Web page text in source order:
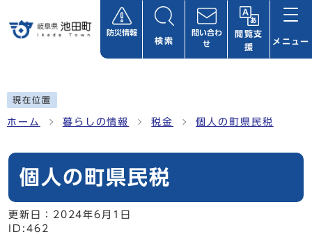
防災情報
検索
問い合わ
せ
閲覧支
援
メニュー
現在位置
ホーム 暮らしの情報 税金 個人の町県民税
個人の町県民税
更新日： 2024年6月1日
ID:462